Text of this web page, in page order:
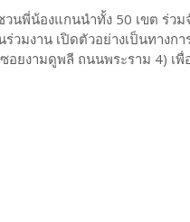
นพี่น้องแกนนำทั้ง 50 เขต ร่ว
ร่วมงาน เปิดตัวอย่างเป็นทาง
ยงามดูพลี ถนนพระราม 4) เ